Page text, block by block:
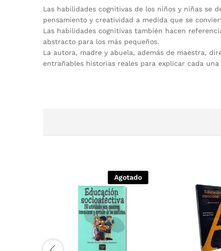
Las habilidades cognitivas de los niños y niñas se
pensamiento y creatividad a medida que se
Las habilidades cognitivas también hacen
abstracto para los más pequeños.
La autora, madre y abuela, además de maestra,
entrañables historias reales para explicar cada
Agotado